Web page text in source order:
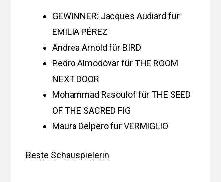
GEWINNER: Jacques Audiard für
EMILIA PÉREZ
Andrea Arnold für BIRD
Pedro Almodóvar für THE ROOM
NEXT DOOR
Mohammad Rasoulof für THE SEED
OF THE SACRED FIG
Maura Delpero für VERMIGLIO
Beste Schauspielerin